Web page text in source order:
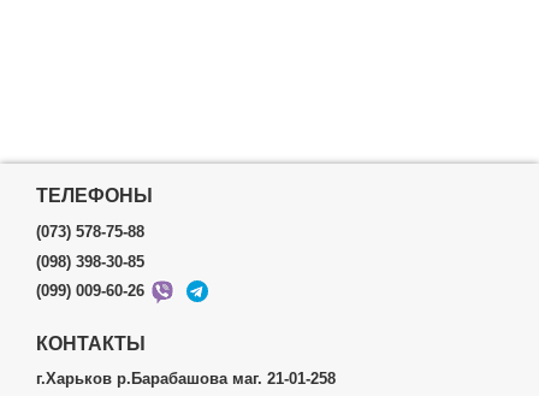
ТЕЛЕФОНЫ
(073) 578-75-88
(098) 398-30-85
(099) 009-60-26
КОНТАКТЫ
г.Харьков р.Барабашова маг. 21-01-258